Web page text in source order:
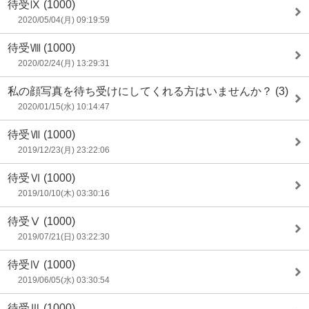
待受Ⅸ (1000)
2020/05/04(月) 09:19:59
待受Ⅷ (1000)
2020/02/24(月) 13:29:31
私の顔写真を待ち受けにしてくれる方はいませんか？ (3)
2020/01/15(水) 10:14:47
待受Ⅶ (1000)
2019/12/23(月) 23:22:06
待受Ⅵ (1000)
2019/10/10(木) 03:30:16
待受Ⅴ (1000)
2019/07/21(日) 03:22:30
待受Ⅳ (1000)
2019/06/05(水) 03:30:54